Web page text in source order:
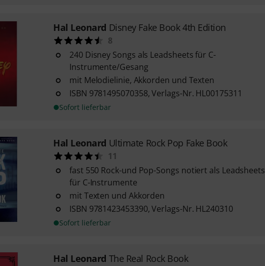
Hal Leonard Disney Fake Book 4th Edition
8
240 Disney Songs als Leadsheets für C-
Instrumente/Gesang
mit Melodielinie, Akkorden und Texten
ISBN 9781495070358, Verlags-Nr. HL00175311
Sofort lieferbar
Hal Leonard Ultimate Rock Pop Fake Book
11
fast 550 Rock-und Pop-Songs notiert als Leadsheets
für C-Instrumente
mit Texten und Akkorden
ISBN 9781423453390, Verlags-Nr. HL240310
Sofort lieferbar
Hal Leonard The Real Rock Book